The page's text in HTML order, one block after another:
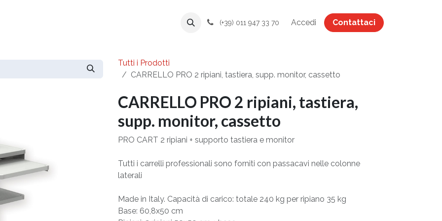
(+39) 011 947 33 70 Accedi Contattaci
Tutti i Prodotti
CARRELLO PRO 2 ripiani, tastiera, supp. monitor, cassetto
CARRELLO PRO 2 ripiani, tastiera,
supp. monitor, cassetto
PRO CART 2 ripiani + supporto tastiera e monitor
Tutti i carrelli professionali sono forniti con passacavi nelle colonne
laterali
Made in Italy. Capacità di carico: totale 240 kg per ripiano 35 kg
Base: 60,8x50 cm